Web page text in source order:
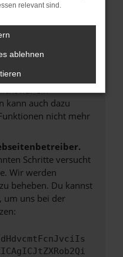
und dein
nur ein
kann auch dazu
nicht mehr
Schritte versucht
Wir werden
beheben. Du kannst
um uns bei der
relevant sind.
ablehnen